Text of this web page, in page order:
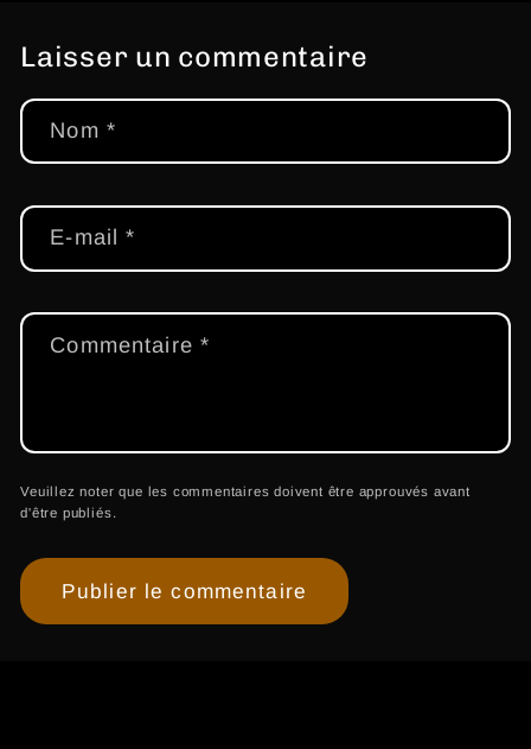
Laisser un commentaire
Nom *
E-mail*
Commentaire*
Veuillez noter que les commentaires doivent être approuvés avant
d'être publiés.